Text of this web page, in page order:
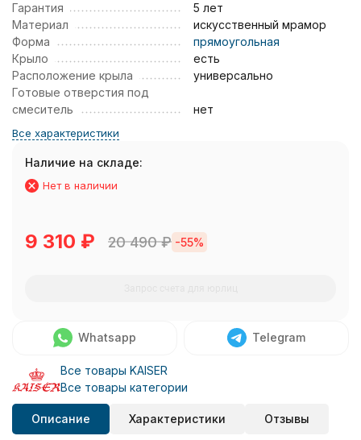
Гарантия
5 лет
Материал
искусственный мрамор
Форма
прямоугольная
Крыло
есть
Расположение крыла
универсально
Готовые отверстия под
смеситель
нет
Все характеристики
Наличие на складе:
Нет в наличии
9 310 ₽ 20 490₽ -55%
Whatsapp Telegram
Все товары KAISER
Все товары категории
Описание Характеристики Отзывы